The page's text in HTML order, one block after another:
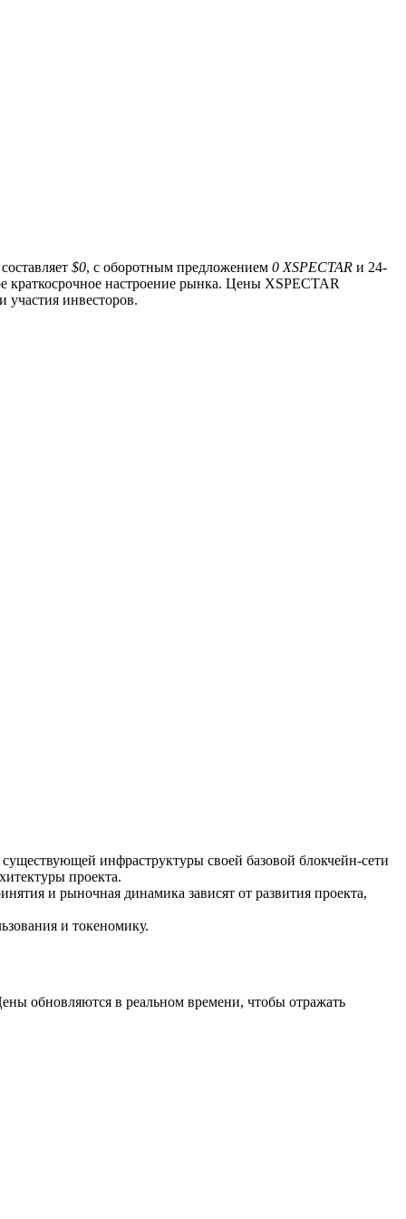
$0, с оборотным предложением 0 XSPECTAR и 24-
настроение рынка. Цены XSPECTAR
инвесторов.
инфраструктуры своей базовой блокчейн-сети
проекта.
и рыночная динамика зависят от развития проекта,
и токеномику.
обновляются в реальном времени, чтобы отражать